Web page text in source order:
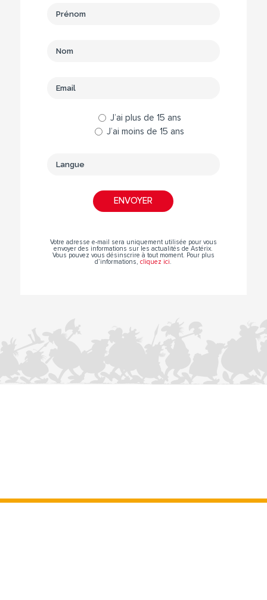
J’ai plus de 15 ans
J’ai moins de 15 ans
Votre adresse e-mail sera uniquement utilisée pour vous
envoyer des informations sur les actualités de Astérix.
Vous pouvez vous désinscrire à tout moment. Pour plus
d’informations,cliquez ici.